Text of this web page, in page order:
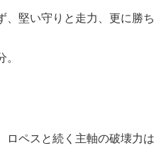
、堅い守りと走力、更に勝ち
ロペスと続く主軸の破壊力は